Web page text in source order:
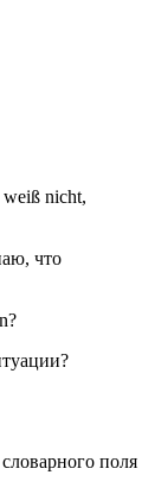
nicht,
что
поля